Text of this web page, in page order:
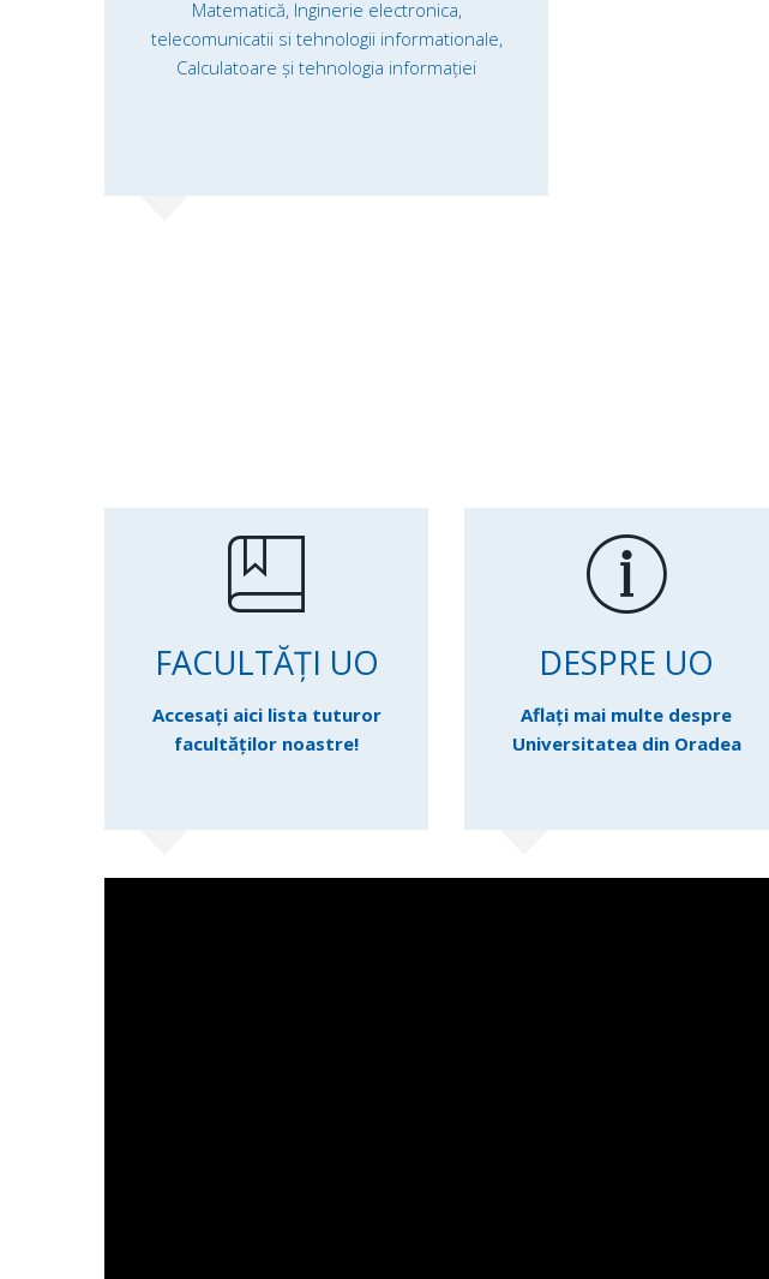
Matematică, Inginerie electronica,
telecomunicatii si tehnologii informationale,
Calculatoare și tehnologia informației
FACULTĂȚI UO
Accesați aici lista tuturor
facultăților noastre!
DESPRE UO
Aflați mai multe despre
Universitatea din Oradea